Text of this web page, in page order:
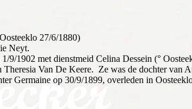
27/6/1880)
Neyt.
1/9/1902 met dienstmeid Celina Dessein (°
Van De Keere. Ze was de dochter van
Germaine op 30/9/1899, overleden in